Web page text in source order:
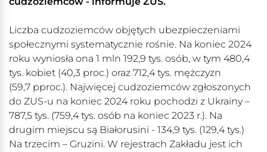
Liczba cudzoziemców objętych ubezpieczeniami
społecznymi systematycznie rośnie. Na koniec 2024
roku wyniosła ona 1 mln 192,9 tys. osób, w tym 480,4
tys. kobiet (40,3 proc.) oraz 712,4 tys. mężczyzn
(59,7 pproc.). Najwięcej cudzoziemców zgłoszonych
do ZUS-u na koniec 2024 roku pochodzi z Ukrainy –
787,5 tys. (759,4 tys. osób na koniec 2023 r.). Na
drugim miejscu są Białorusini - 134,9 tys. (129,4 tys.)
Na trzecim – Gruzini. W rejestrach Zakładu jest ich